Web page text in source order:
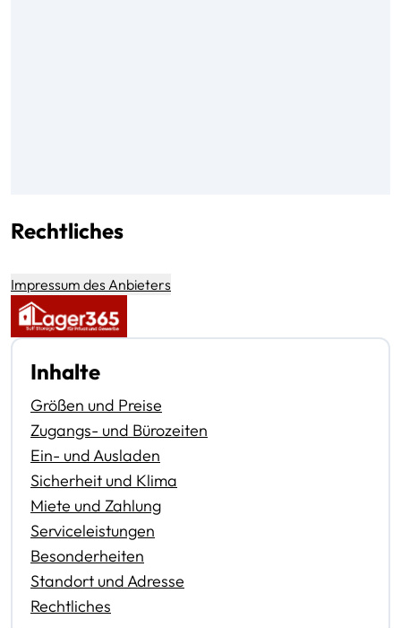
Rechtliches
Impressum des Anbieters
Inhalte
Größen und Preise
Zugangs- und Bürozeiten
Ein- und Ausladen
Sicherheit und Klima
Miete und Zahlung
Serviceleistungen
Besonderheiten
Standort und Adresse
Rechtliches